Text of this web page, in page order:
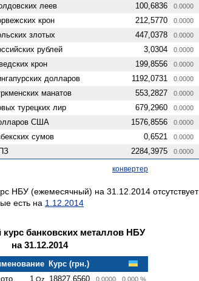
леев 100,6836 0.0000
крон 212,5770 0.0000
злотых 447,0378 0.0000
рублей 3,0304 0.0000
крон 199,8556 0.0000
долларов 1192,0731 0.0000
манатов 553,2827 0.0000
турецких лир 679,2960 0.0000
США 1576,8556 0.0000
сумов 0,6521 0.0000
2284,3975 0.0000
конвертер
НБУ (ежемесячный) на 31.12.2014 отсутствует
есть на 1.12.2014
банковских металлов НБУ
на 31.12.2014
Курс (грн.)
1 Oz 18827,6560 0.0000 0.000 %